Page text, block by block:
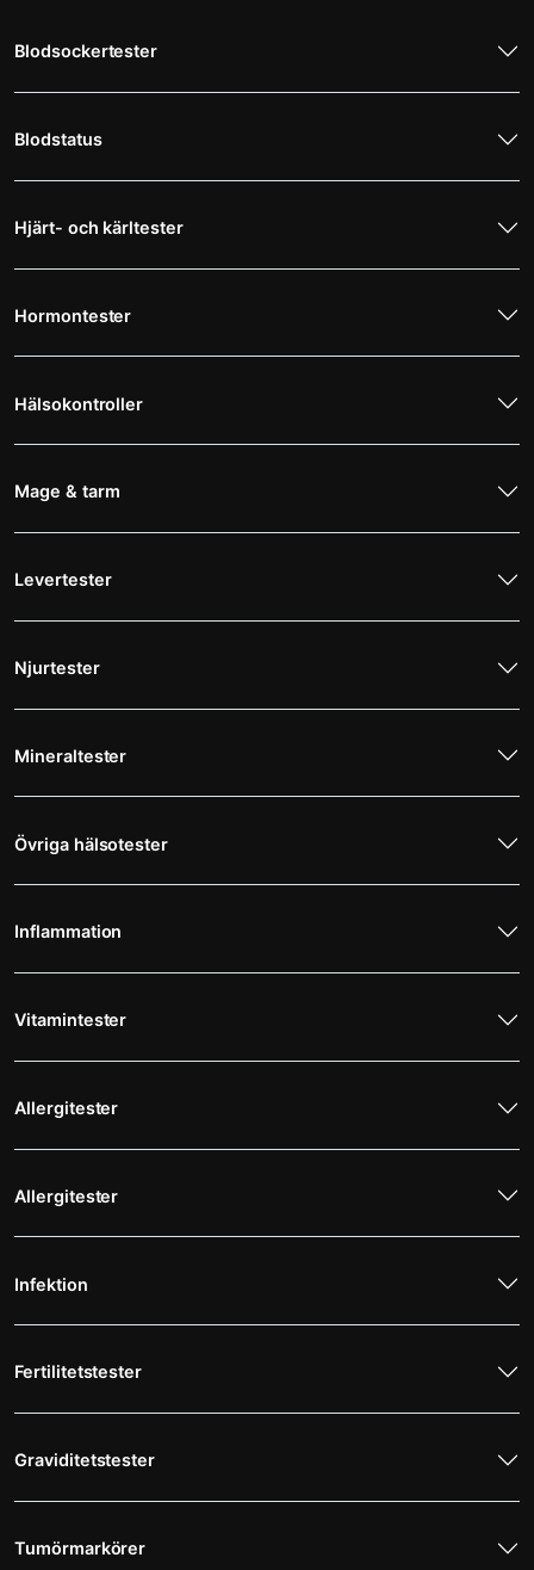
Blodsockertester
Blodstatus
Hjärt- och kärltester
Hormontester
Hälsokontroller
Mage & tarm
Levertester
Njurtester
Mineraltester
Övriga hälsotester
Inflammation
Vitamintester
Allergitester
Allergitester
Infektion
Fertilitetstester
Graviditetstester
Tumörmarkörer